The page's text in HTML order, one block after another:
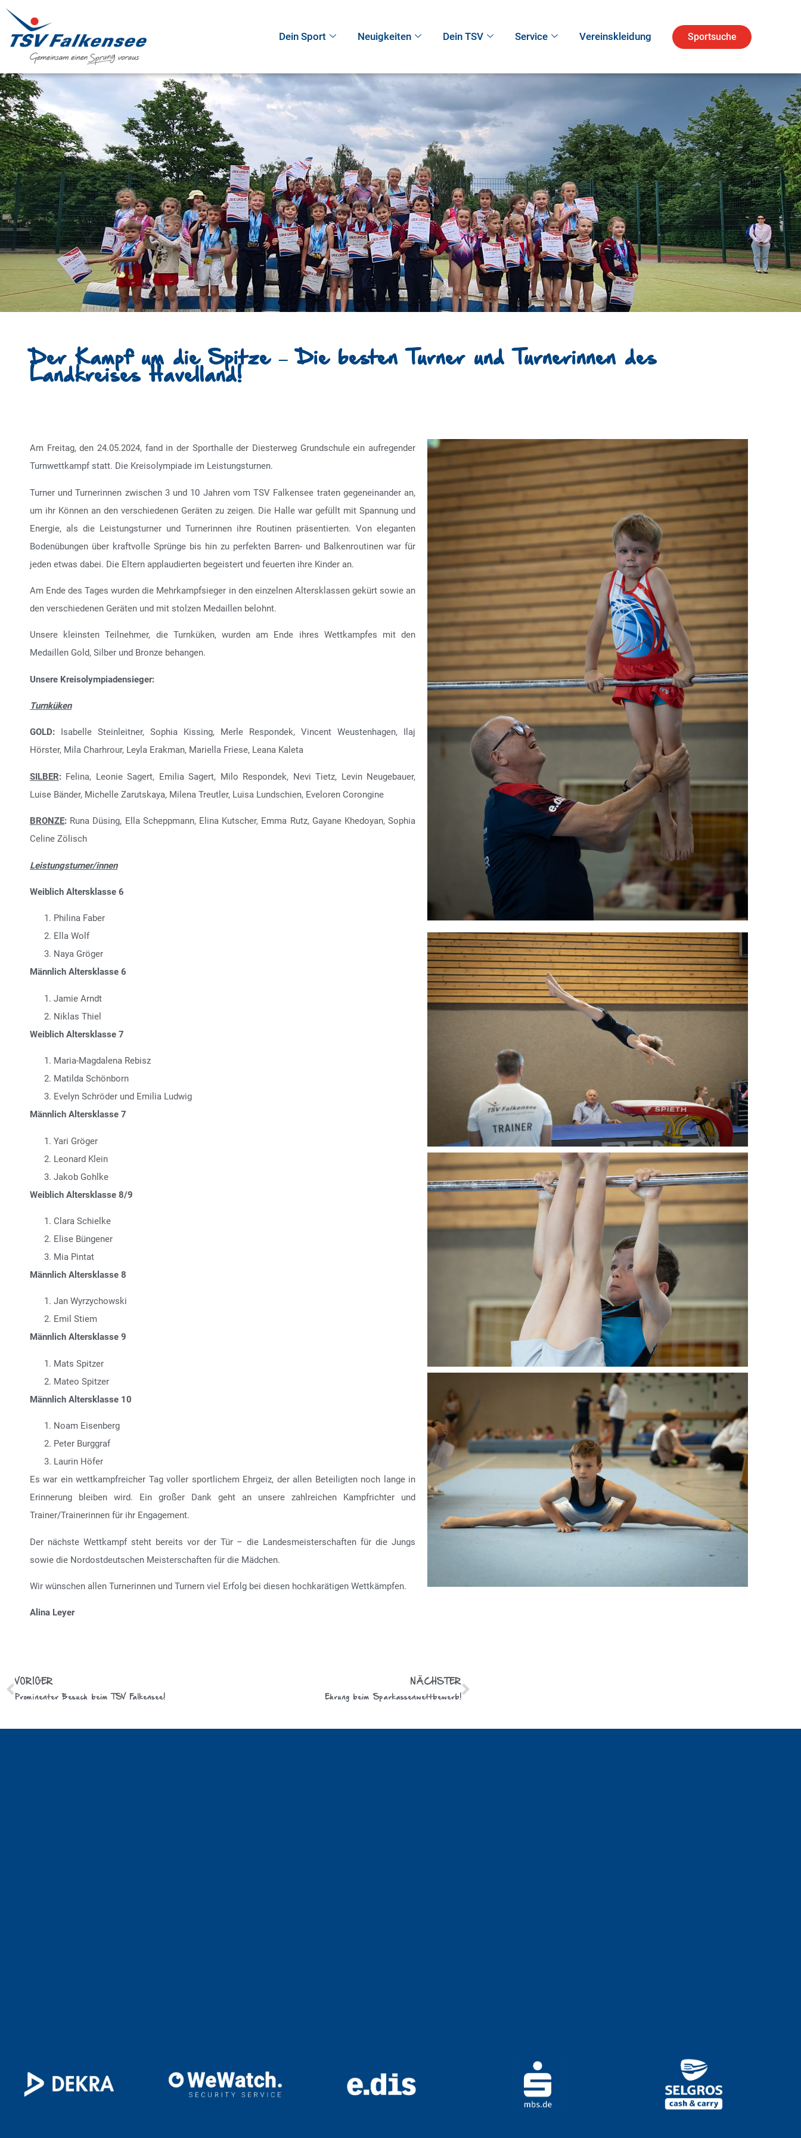
Dein Sport Neuigkeiten Dein TSV Service Vereinskleidung Sportsuche
Der Kampf um die Spitze – Die besten Turner und Turnerinnen des
Landkreises Havelland!
Am Freitag, den 24.05.2024, fand in der Sporthalle der Diesterweg Grundschule ein aufregender
Turnwettkampf statt. Die Kreisolympiade im Leistungsturnen.
Turner und Turnerinnen zwischen 3 und 10 Jahren vom TSV Falkensee traten gegeneinander an,
um ihr Können an den verschiedenen Geräten zu zeigen. Die Halle war gefüllt mit Spannung und
Energie, als die Leistungsturner und Turnerinnen ihre Routinen präsentierten. Von eleganten
Bodenübungen über kraftvolle Sprünge bis hin zu perfekten Barren- und Balkenroutinen war für
jeden etwas dabei. Die Eltern applaudierten begeistert und feuerten ihre Kinder an.
Am Ende des Tages wurden die Mehrkampfsieger in den einzelnen Altersklassen gekürt sowie an
den verschiedenen Geräten und mit stolzen Medaillen belohnt.
Unsere kleinsten Teilnehmer, die Turnküken, wurden am Ende ihres Wettkampfes mit den
Medaillen Gold, Silber und Bronze behangen.
Unsere Kreisolympiadensieger:
Turnküken
GOLD:
Isabelle Steinleitner, Sophia Kissing, Merle Respondek, Vincent Weustenhagen, Ilaj
Hörster, Mila Charhrour, Leyla Erakman, Mariella Friese, Leana Kaleta
SILBER: Felina, Leonie Sagert, Emilia Sagert, Milo Respondek, Nevi Tietz, Levin Neugebauer,
Luise Bänder, Michelle Zarutskaya, Milena Treutler, Luisa Lundschien, Eveloren Corongine
BRONZE: Runa Düsing, Ella Scheppmann, Elina Kutscher, Emma Rutz, Gayane Khedoyan, Sophia
Celine Zölisch
Leistungsturner/innen
Weiblich Altersklasse 6
Philina Faber
Ella Wolf
Naya Gröger
Männlich Altersklasse 6
Jamie Arndt
Niklas Thiel
Weiblich Altersklasse 7
Maria-Magdalena Rebisz
Matilda Schönborn
Evelyn Schröder und Emilia Ludwig
Männlich Altersklasse 7
Yari Gröger
Leonard Klein
Jakob Gohlke
Weiblich Altersklasse 8/9
Clara Schielke
Elise Büngener
Mia Pintat
Männlich Altersklasse 8
Jan Wyrzychowski
Emil Stiem
Männlich Altersklasse 9
Mats Spitzer
Mateo Spitzer
Männlich Altersklasse 10
Noam Eisenberg
Peter Burggraf
Laurin Höfer
Es war ein wettkampfreicher Tag voller sportlichem Ehrgeiz, der allen Beteiligten noch lange in
Erinnerung bleiben wird. Ein großer Dank geht an unsere zahlreichen Kampfrichter und
Trainer/Trainerinnen für ihr Engagement.
Der nächste Wettkampf steht bereits vor der Tür – die Landesmeisterschaften für die Jungs
sowie die Nordostdeutschen Meisterschaften für die Mädchen.
Wir wünschen allen Turnerinnen und Turnern viel Erfolg bei diesen hochkarätigen Wettkämpfen.
Alina Leyer
VORIGER
Prominenter Besuch beim TSV Falkensee!
NÄCHSTER
Ehrung beim Sparkassenwettbewerb!